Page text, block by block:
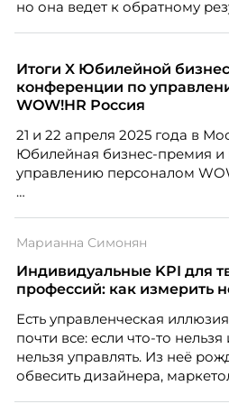
но она ведет к обратному
значит – сокращает доходы
Итоги X Юбилейной
конференции по
WOW!HR Россия
21 и 22 апреля 2025 года в
Юбилейная бизнес-премия
управлению персоналом
номинантов и гостей
Марианна Симонян
Индивидуальные KPI для
профессий: как измерить
Есть управленческая
почти все: если что-то
нельзя управлять. Из неё
обвесить дизайнера,